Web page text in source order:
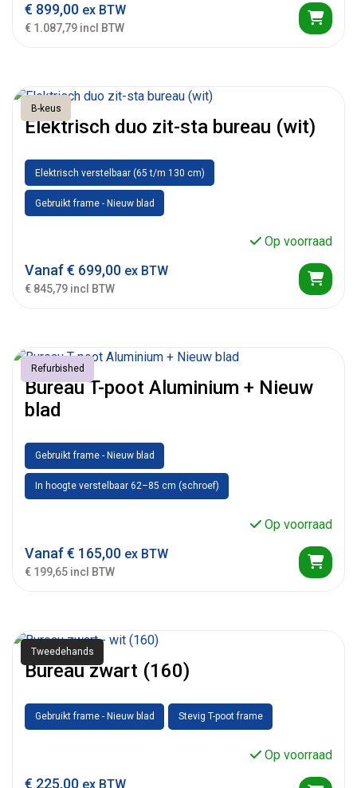
€ 899,00 ex BTW
€ 1.087,79 incl BTW
B-keus
Elektrisch duo zit-sta bureau (wit)
Elektrisch verstelbaar (65 t/m 130 cm)
Gebruikt frame - Nieuw blad
Op voorraad
Vanaf€ 699,00 ex BTW
€ 845,79 incl BTW
Refurbished
Bureau T-poot Aluminium + Nieuw
blad
Gebruikt frame - Nieuw blad
In hoogte verstelbaar 62–85 cm (schroef)
Op voorraad
Vanaf€ 165,00 ex BTW
€ 199,65 incl BTW
Tweedehands
Bureau zwart (160)
Gebruikt frame - Nieuw blad Stevig T-poot frame
Op voorraad
€ 225,00 ex BTW